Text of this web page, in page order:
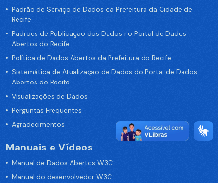
Padrão de Serviço de Dados da Prefeitura da Cidade de
Recife
Padrões de Publicação dos Dados no Portal de Dados
Abertos do Recife
Política de Dados Abertos da Prefeitura do Recife
Sistemática de Atualização de Dados do Portal de Dados
Abertos do Recife
Visualizações de Dados
Perguntas Frequentes
Agradecimentos
Manuais e Vídeos
Manual de Dados Abertos W3C
Manual do desenvolvedor W3C